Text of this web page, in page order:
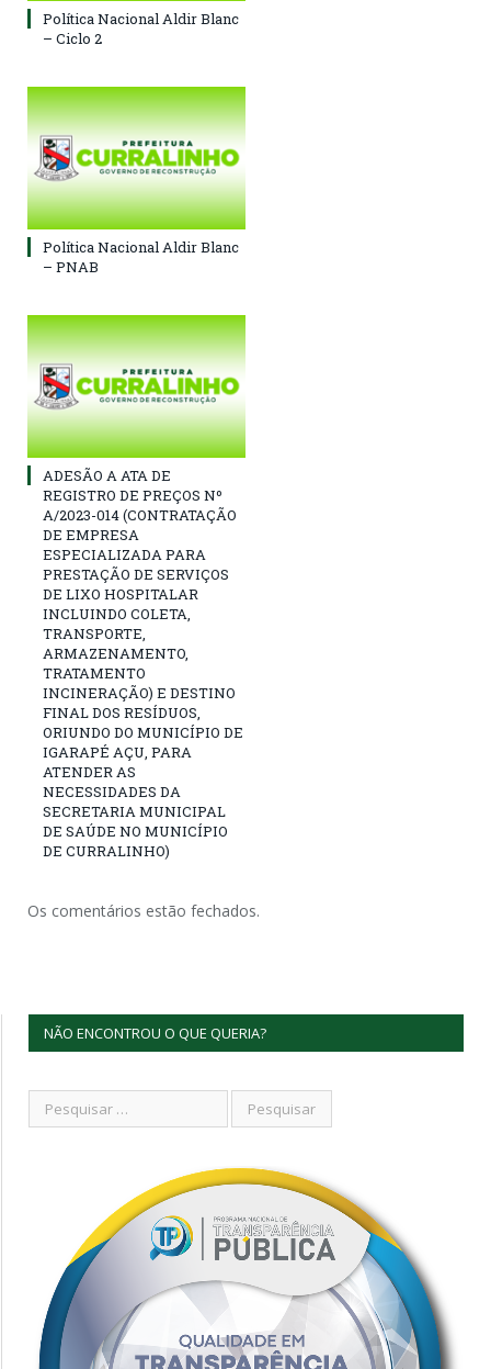
Política Nacional Aldir Blanc
– Ciclo 2
Política Nacional Aldir Blanc
– PNAB
ADESÃO A ATA DE
REGISTRO DE PREÇOS Nº
A/2023-014 (CONTRATAÇÃO
DE EMPRESA
ESPECIALIZADA PARA
PRESTAÇÃO DE SERVIÇOS
DE LIXO HOSPITALAR
INCLUINDO COLETA,
TRANSPORTE,
ARMAZENAMENTO,
TRATAMENTO
INCINERAÇÃO) E DESTINO
FINAL DOS RESÍDUOS,
ORIUNDO DO MUNICÍPIO DE
IGARAPÉ AÇU, PARA
ATENDER AS
NECESSIDADES DA
SECRETARIA MUNICIPAL
DE SAÚDE NO MUNICÍPIO
DE CURRALINHO)
Os comentários estão fechados.
NÃO ENCONTROU O QUE QUERIA?